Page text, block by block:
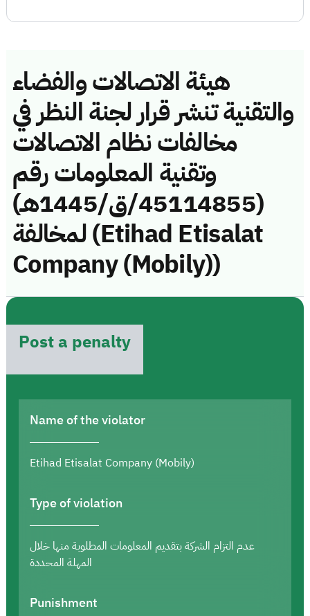
هيئة الاتصالات والفضاء
والتقنية تنشر قرار لجنة النظر في
مخالفات نظام الاتصالات
وتقنية المعلومات رقم
(45114855/ق/1445هـ)
لمخالفة (Etihad Etisalat
Company (Mobily))
Post a penalty
Name of the violator
Etihad Etisalat Company (Mobily)
Type of violation
عدم التزام الشركة بتقديم المعلومات المطلوبة منها خلال
المهلة المحددة
Punishment